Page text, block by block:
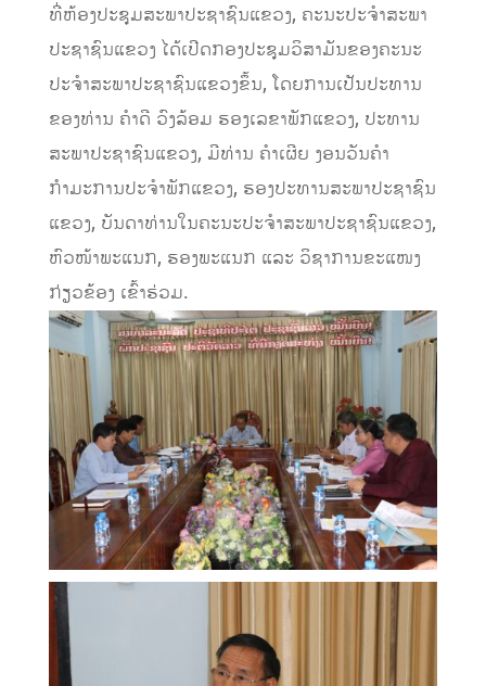
ທີ່ຫ້ອງປະຊຸມສະພາປະຊາຊົນແຂວງ, ຄະນະປະຈໍາສະພາ
ປະຊາຊົນແຂວງ ໄດ້ເປີດກອງປະຊຸມວິສາມັນຂອງຄະນະ
ປະຈໍາສະພາປະຊາຊົນແຂວງຂຶ້ນ, ໂດຍການເປັນປະທານ
ຂອງທ່ານ ຄໍາດີ ວົງລ້ອມ ຮອງເລຂາພັກແຂວງ, ປະທານ
ສະພາປະຊາຊົນແຂວງ, ມີທ່ານ ຄໍາເຜີຍ ງອນວັນຄໍາ
ກໍາມະການປະຈໍາພັກແຂວງ, ຮອງປະທານສະພາປະຊາຊົນ
ແຂວງ, ບັນດາທ່ານໃນຄະນະປະຈໍາສະພາປະຊາຊົນແຂວງ,
ຫົວໜ້າພະແນກ, ຮອງພະແນກ ແລະ ວິຊາການຂະແໜງ
ກ່ຽວຂ້ອງ ເຂົ້າຮ່ວມ.